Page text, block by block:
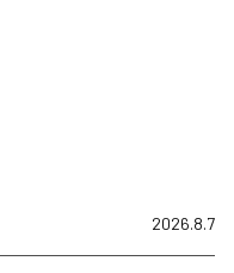
2026.8.7